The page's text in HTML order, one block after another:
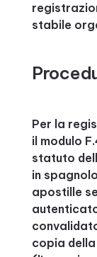
stabile
Per la
il modulo
statuto
in
apostille
copia